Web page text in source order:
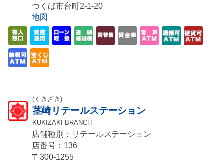
つくば市台町2-1-20
地図
(くきざき)
茎崎リテールステーション
KUKIZAKI BRANCH
店舗種別：リテールステーション
店番号：136
〒300-1255